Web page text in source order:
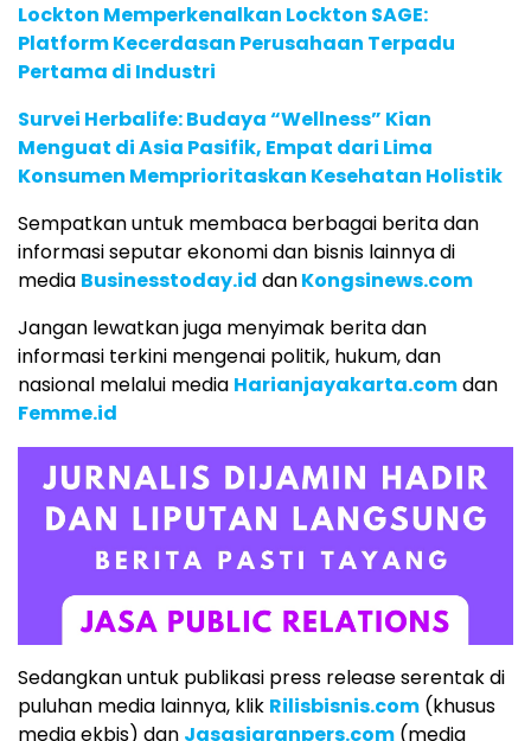
Lockton Memperkenalkan Lockton SAGE:
Platform Kecerdasan Perusahaan Terpadu
Pertama di Industri
Survei Herbalife: Budaya “Wellness” Kian
Menguat di Asia Pasifik, Empat dari Lima
Konsumen Memprioritaskan Kesehatan Holistik
Sempatkan untuk membaca berbagai berita dan
informasi seputar ekonomi dan bisnis lainnya di
media Businesstoday.id danKongsinews.com
Jangan lewatkan juga menyimak berita dan
informasi terkini mengenai politik, hukum, dan
nasional melalui media Harianjayakarta.comdan
Femme.id
Sedangkan untuk publikasi press release serentak di
puluhan media lainnya, klik Rilisbisnis.com (khusus
media ekbis) dan Jasasiaranpers.com (media